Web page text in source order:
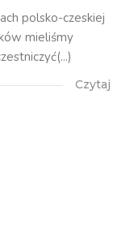
polsko-czeskiej
mieliśmy
Czytaj